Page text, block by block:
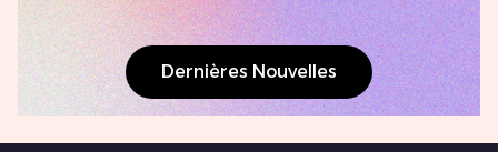
Dernières Nouvelles